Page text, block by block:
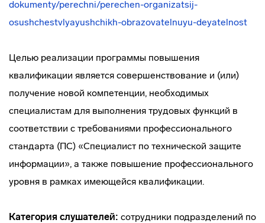
dokumenty/perechni/perechen-organizatsij-
osushchestvlyayushchikh-obrazovatelnuyu-deyatelnost
Целью реализации программы повышения
квалификации является совершенствование и (или)
получение новой компетенции, необходимых
специалистам для выполнения трудовых функций в
соответствии с требованиями профессионального
стандарта (ПС) «Специалист по технической защите
информации», а также повышение профессионального
уровня в рамках имеющейся квалификации.
Категория слушателей: сотрудники подразделений по